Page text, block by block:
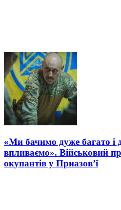
«Ми бачимо дуже багато і
впливаємо». Військовий
окупантів у Приазов’ї